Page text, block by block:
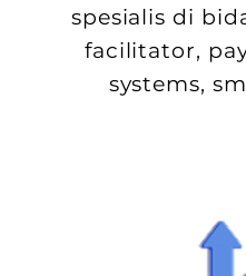
spesialis di
facilitator,
systems,